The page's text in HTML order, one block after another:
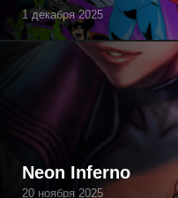
1 декабря 2025
Neon Inferno
20 ноября 2025